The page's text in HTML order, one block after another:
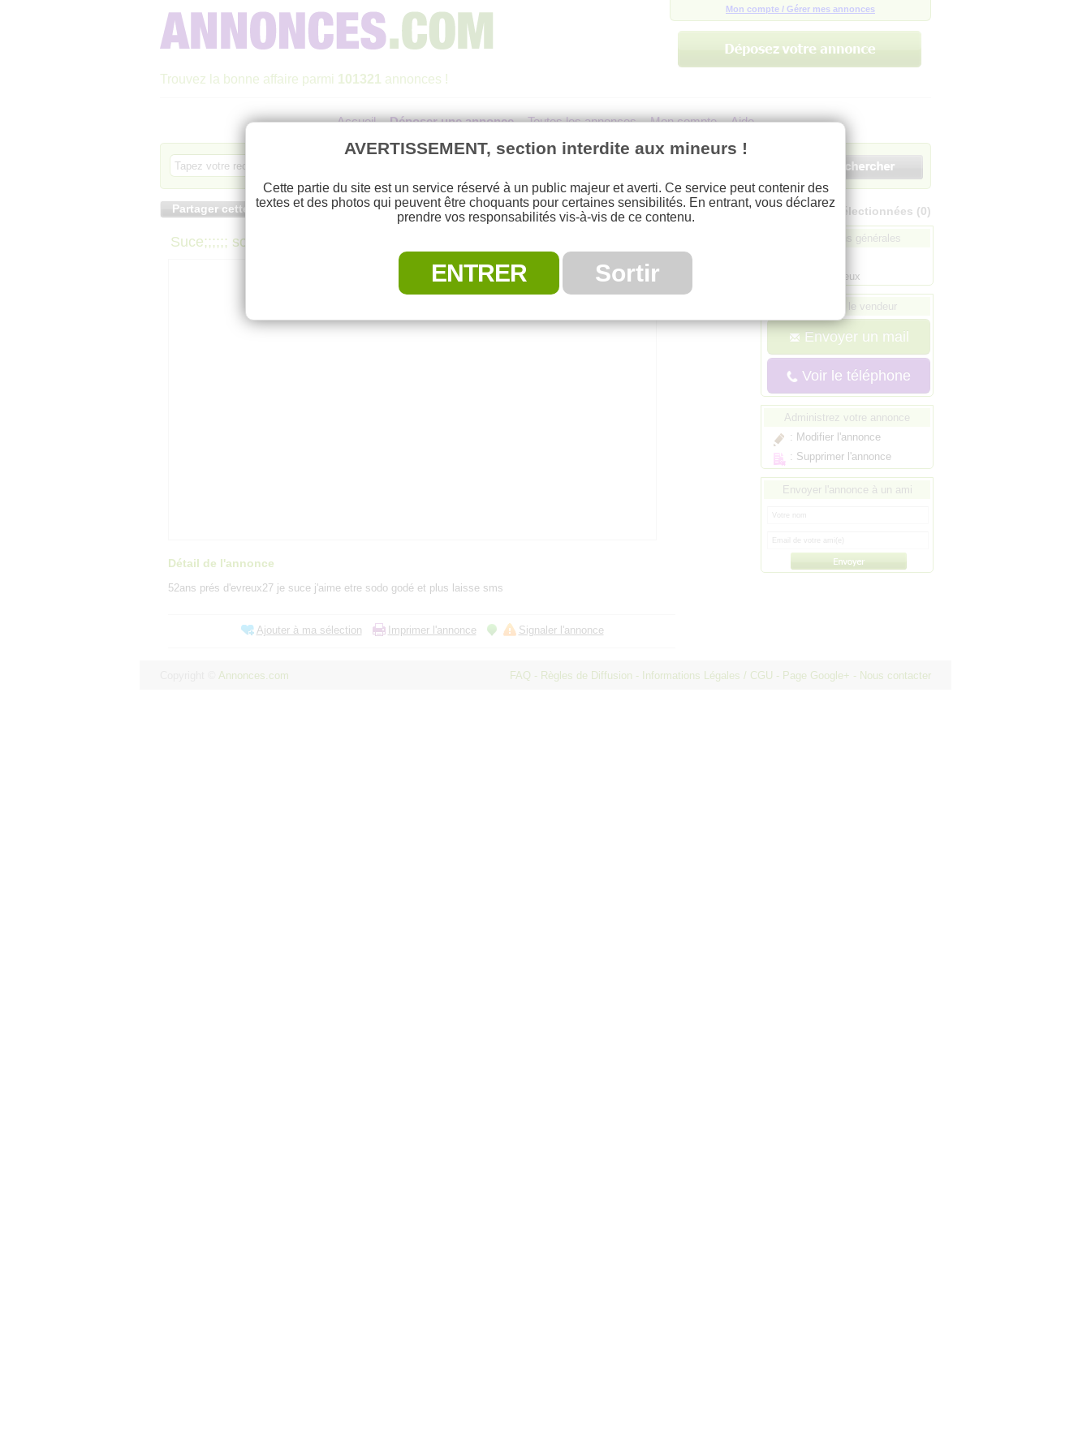
Mon compte / Gérer mes annonces
Trouvez la bonne affaire parmi 101321 annonces !
Accueil Déposer une annonce Toutes les annonces Mon compte Aide
Partager cette annonce sur Mes annonces sélectionnées (0)
AVERTISSEMENT, section interdite aux mineurs !
Cette partie du site est un service réservé à un public majeur et averti. Ce service peut contenir des
textes et des photos qui peuvent être choquants pour certaines sensibilités. En entrant, vous déclarez
prendre vos responsabilités vis-à-vis de ce contenu.
ENTRER Sortir
Suce;;;;;; sodo
Détail de l'annonce
52ans prés d'evreux27 je suce j'aime etre sodo godé et plus laisse sms
Ajouter à ma sélection Imprimer l'annonce Signaler l'annonce
Informations générales
27000 evreux
Contactez le vendeur
Envoyer un mail
Voir le téléphone
Administrez votre annonce
: Modifier l'annonce
: Supprimer l'annonce
Envoyer l'annonce à un ami
FAQ - Règles de Diffusion - Informations Légales / CGU - Page Google+ - Nous contacter
Annonces.com